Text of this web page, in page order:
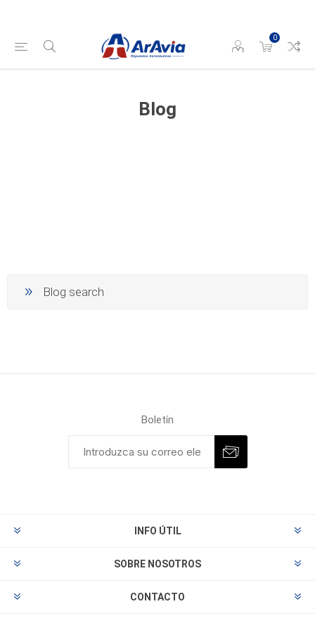
0
Blog
Blog search
Boletín
INFO ÚTIL
SOBRE NOSOTROS
CONTACTO